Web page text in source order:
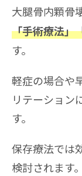
大腿骨内顆骨
「手術療法」
す。
軽症の場合や
リテーション
す。
保存療法では
検討されます。